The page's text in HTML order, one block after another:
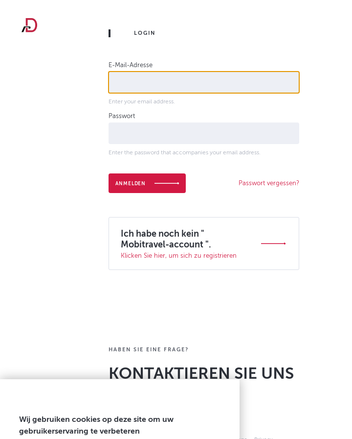
LOGIN
E-Mail-Adresse
Enter your email address.
Passwort
Enter the password that accompanies your email address.
ANMELDEN Passwort vergessen?
Ich habe noch kein "
Mobitravel-account ".
Klicken Sie hier, um sich zu registrieren
HABEN SIE EINE FRAGE?
KONTAKTIEREN SIE UNS
Wij gebruiken cookies op deze site om uw
gebruikerservaring te verbeteren